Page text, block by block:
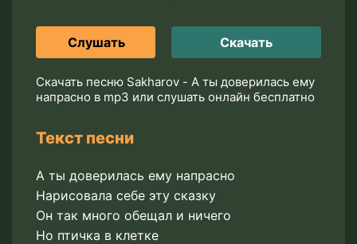
Слушать Скачать
Скачать песню Sakharov - А ты доверилась ему
напрасно в mp3 или слушать онлайн бесплатно
Текст песни
А ты доверилась ему напрасно
Нарисовала себе эту сказку
Он так много обещал и ничего
Но птичка в клетке